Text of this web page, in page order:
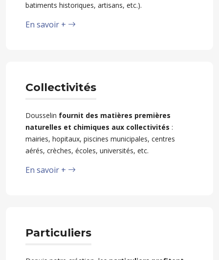
batiments historiques, artisans, etc.).
En savoir +
Collectivités
Dousselin fournit des matières premières
naturelles et chimiques aux collectivités :
mairies, hopitaux, piscines municipales, centres
aérés, crèches, écoles, universités, etc.
En savoir +
Particuliers